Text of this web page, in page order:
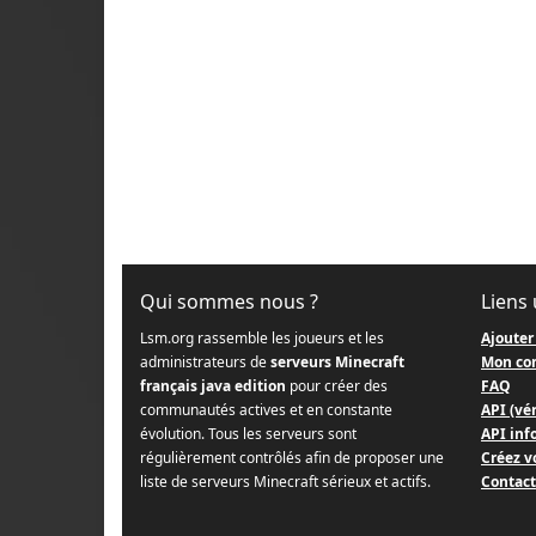
Qui sommes nous ?
Lsm.org rassemble les joueurs et les
administrateurs deserveurs Minecraft
français java edition pour créer des
communautés actives et en constante
évolution. Tous les serveurs sont
régulièrement contrôlés afin de proposer une
liste de serveurs Minecraft sérieux et actifs.
Liens
Mon
FAQ
API
API
Créez
Contact